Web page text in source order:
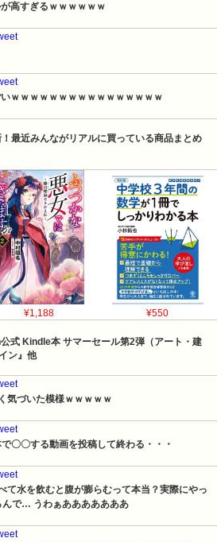
高すぎるｗｗｗｗｗｗ
ｗｗｗｗｗｗｗｗｗｗｗｗｗｗｗｗ
最近みんながリアルに買っている商品まとめ
¥1,188 ¥550
式 Kindle本 サマーセール第2弾（アート・建
ン』他
気づいた模様ｗｗｗｗｗ
〇〇する動画を投稿して終わる・・・
て水を飲むと腹が膨らむって本当？実際にやっ
で… うわぁあああああああ